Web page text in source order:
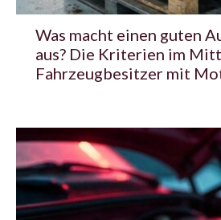
Was macht einen guten
aus? Die Kriterien im
Fahrzeugbesitzer mit